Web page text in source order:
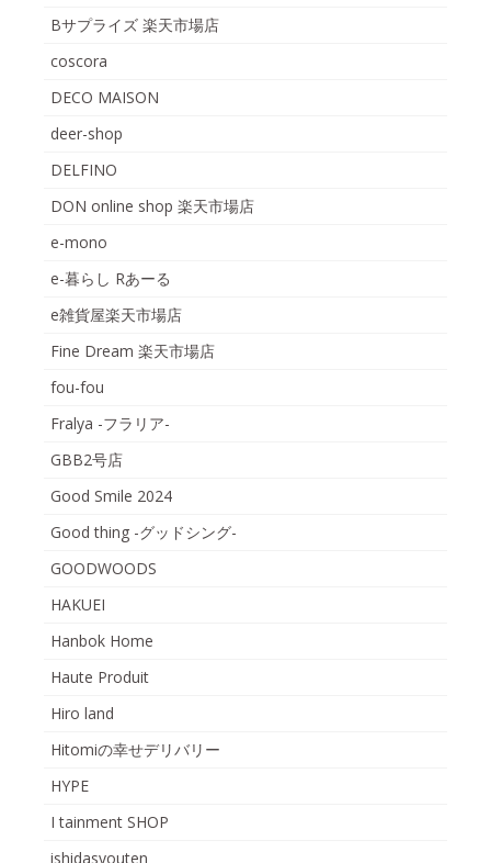
Bサプライズ 楽天市場店
coscora
DECO MAISON
deer-shop
DELFINO
DON online shop 楽天市場店
e-mono
e-暮らし Rあーる
e雑貨屋楽天市場店
Fine Dream 楽天市場店
fou-fou
Fralya -フラリア-
GBB2号店
Good Smile 2024
Good thing -グッドシング-
GOODWOODS
HAKUEI
Hanbok Home
Haute Produit
Hiro land
Hitomiの幸せデリバリー
HYPE
I tainment SHOP
ishidasyouten